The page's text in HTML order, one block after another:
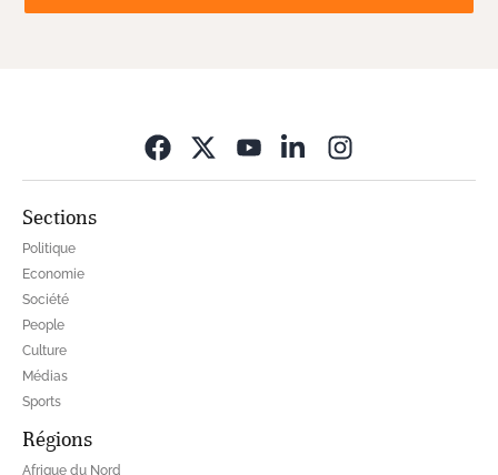
Sections
Politique
Economie
Société
People
Culture
Médias
Sports
Régions
Afrique du Nord